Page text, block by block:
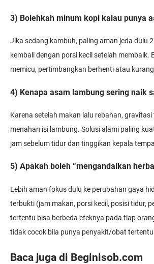
3) Bolehkah minum kopi kalau punya
Jika sedang kambuh, paling aman jeda dulu
kembali dengan porsi kecil setelah membaik.
memicu, pertimbangkan berhenti atau
4) Kenapa asam lambung sering naik
Karena setelah makan lalu rebahan,
menahan isi lambung. Solusi alami paling
jam sebelum tidur dan tinggikan kepala
5) Apakah boleh “mengandalkan
Lebih aman fokus dulu ke perubahan gaya
terbukti (jam makan, porsi kecil, posisi tidur,
tertentu bisa berbeda efeknya pada tiap
tidak cocok bila punya penyakit/obat
Baca juga di Beginisob.com